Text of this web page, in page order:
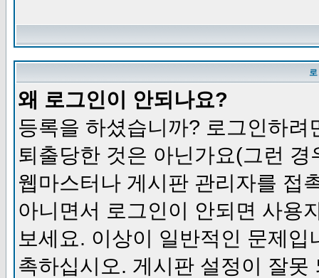
왜 로그인이 안되나요?
등록을 하셨습니까? 로그인하
퇴출당한 것은 아닌가요(그런
웹마스터나 게시판 관리자를 접
아니면서 로그인이 안되면 사용
보세요. 이상이 일반적인 문제
촉하십시오. 게시판 설정이 잘못